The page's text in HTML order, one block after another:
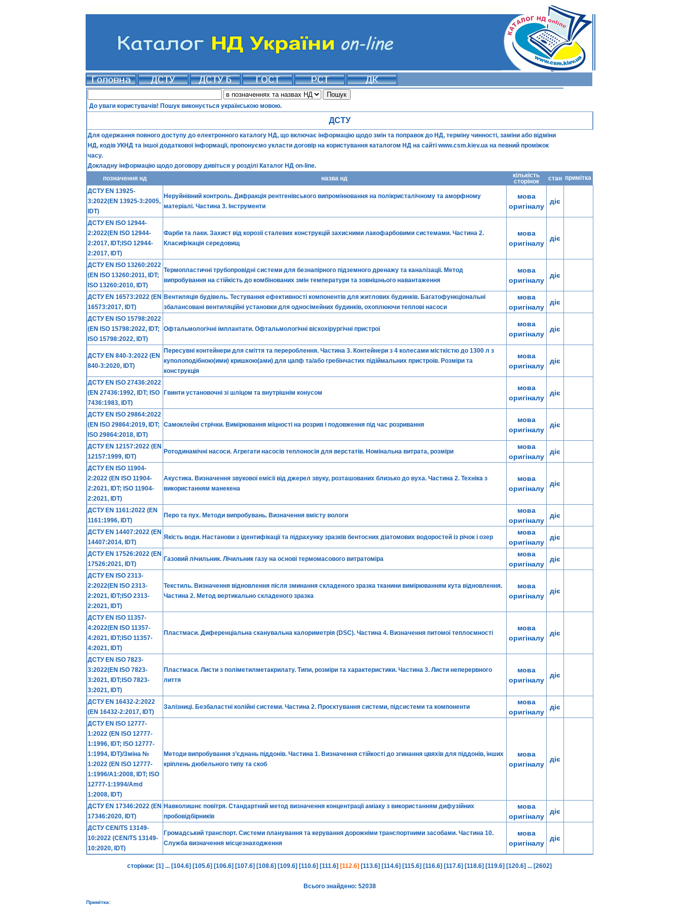
До уваги користувачів! Пошук виконується українською мовою.
ДСТУ
Для одержання повного доступу до електронного каталогу НД, що включає інформацію щодо змін та поправок до НД, терміну чинності, заміни або відміни
НД, кодів УКНД та іншої додаткової інформації, пропонуємо укласти договір на користування каталогом НД на сайті www.csm.kiev.ua на певний проміжок
часу.
Докладну інформацію щодо договору дивіться у розділі Каталог НД on-line.
позначення нд
назва нд
кількість
сторінок
стан примітка
ДСТУ EN 13925-
3:2022(EN 13925-3:2005,
IDT)
Неруйнівний контроль. Дифракція рентгенівського випромінювання на полікристалічному та аморфному
матеріалі. Частина 3. Інструменти
мова
оригіналу
діє
ДСТУ EN ISO 12944-
2:2022(EN ISO 12944-
2:2017, IDT;ISO 12944-
2:2017, IDT)
Фарби та лаки. Захист від корозії сталевих конструкцій захисними лакофарбовими системами. Частина 2.
Класифікація середовищ
мова
оригіналу
діє
ДСТУ EN ISO 13260:2022
(EN ISO 13260:2011, IDT;
ISO 13260:2010, IDT)
Термопластичні трубопровідні системи для безнапірного підземного дренажу та каналізації. Метод
випробування на стійкість до комбінованих змін температури та зовнішнього навантаження
мова
оригіналу
діє
ДСТУ EN 16573:2022 (EN
16573:2017, IDT)
Вентиляція будівель. Тестування ефективності компонентів для житлових будинків. Багатофункціональні
збалансовані вентиляційні установки для односімейних будинків, охоплюючи теплові насоси
мова
оригіналу
діє
ДСТУ EN ISO 15798:2022
(EN ISO 15798:2022, IDT;
ISO 15798:2022, IDT)
Офтальмологічні імплантати. Офтальмологічні віскохірургічні пристрої
мова
оригіналу
діє
ДСТУ EN 840-3:2022 (EN
840-3:2020, IDT)
Пересувні контейнери для сміття та перероблення. Частина 3. Контейнери з 4 колесами місткістю до 1300 л з
куполоподібною(ими) кришкою(ами) для цапф та/або гребінчастих підіймальних пристроїв. Розміри та
конструкція
мова
оригіналу
діє
ДСТУ EN ISO 27436:2022
(EN 27436:1992, IDT; ISO
7436:1983, IDT)
Гвинти установочні зі шліцом та внутрішнім конусом
мова
оригіналу
діє
ДСТУ EN ISO 29864:2022
(EN ISO 29864:2019, IDT;
ISO 29864:2018, IDT)
Самоклейні стрічки. Вимірювання міцності на розрив і подовження під час розривання
мова
оригіналу
діє
ДСТУ EN 12157:2022 (EN
12157:1999, IDT)
Ротодинамічні насоси. Агрегати насосів теплоносія для верстатів. Номінальна витрата, розміри
мова
оригіналу
діє
ДСТУ EN ISO 11904-
2:2022 (EN ISO 11904-
2:2021, IDT; ISO 11904-
2:2021, IDT)
Акустика. Визначення звукової емісії від джерел звуку, розташованих близько до вуха. Частина 2. Техніка з
використанням манекена
мова
оригіналу
діє
ДСТУ EN 1161:2022 (EN
1161:1996, IDT)
Перо та пух. Методи випробувань. Визначення вмісту вологи
мова
оригіналу
діє
ДСТУ EN 14407:2022 (EN
14407:2014, IDT)
Якість води. Настанови з ідентифікації та підрахунку зразків бентосних діатомових водоростей із річок і озер
мова
оригіналу
діє
ДСТУ EN 17526:2022 (EN
17526:2021, IDT)
Газовий лічильник. Лічильник газу на основі термомасового витратоміра
мова
оригіналу
діє
ДСТУ EN ISO 2313-
2:2022(EN ISO 2313-
2:2021, IDT;ISO 2313-
2:2021, IDT)
Текстиль. Визначення відновлення після зминання складеного зразка тканини вимірюванням кута відновлення.
Частина 2. Метод вертикально складеного зразка
мова
оригіналу
діє
ДСТУ EN ISO 11357-
4:2022(EN ISO 11357-
4:2021, IDT;ISO 11357-
4:2021, IDT)
Пластмаси. Диференціальна сканувальна калориметрія (DSC). Частина 4. Визначення питомої теплоємності
мова
оригіналу
діє
ДСТУ EN ISO 7823-
3:2022(EN ISO 7823-
3:2021, IDT;ISO 7823-
3:2021, IDT)
Пластмаси. Листи з поліметилметакрилату. Типи, розміри та характеристики. Частина 3. Листи неперервного
лиття
мова
оригіналу
діє
ДСТУ EN 16432-2:2022
(EN 16432-2:2017, IDT)
Залізниці. Безбаластні колійні системи. Частина 2. Проєктування системи, підсистеми та компоненти
мова
оригіналу
діє
ДСТУ EN ISO 12777-
1:2022 (EN ISO 12777-
1:1996, IDT; ISO 12777-
1:1994, IDT)/Зміна №
1:2022 (EN ISO 12777-
1:1996/A1:2008, IDT; ISO
12777-1:1994/Amd
1:2008, IDT)
Методи випробування з’єднань піддонів. Частина 1. Визначення стійкості до згинання цвяхів для піддонів, інших
кріплень дюбельного типу та скоб
мова
оригіналу
діє
ДСТУ EN 17346:2022 (EN
17346:2020, IDT)
Навколишнє повітря. Стандартний метод визначення концентрації аміаку з використанням дифузійних
пробовідбірників
мова
оригіналу
діє
ДСТУ CEN/TS 13149-
10:2022 (CEN/TS 13149-
10:2020, IDT)
Громадський транспорт. Системи планування та керування дорожніми транспортними засобами. Частина 10.
Служба визначення місцезнаходження
мова
оригіналу
діє
сторінки: [1] ... [104.6] [105.6] [106.6] [107.6] [108.6] [109.6] [110.6] [111.6] [112.6] [113.6] [114.6] [115.6] [116.6] [117.6] [118.6] [119.6] [120.6] ... [2602]
Всього знайдено: 52038
Примітка: